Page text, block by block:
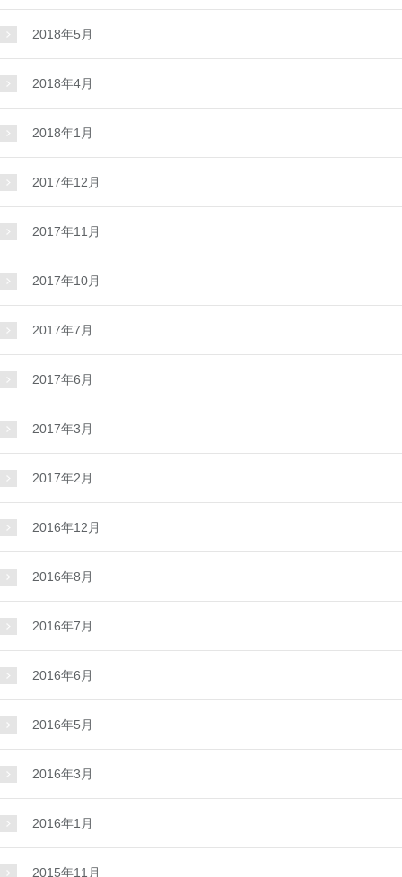
2018年5月
2018年4月
2018年1月
2017年12月
2017年11月
2017年10月
2017年7月
2017年6月
2017年3月
2017年2月
2016年12月
2016年8月
2016年7月
2016年6月
2016年5月
2016年3月
2016年1月
2015年11月